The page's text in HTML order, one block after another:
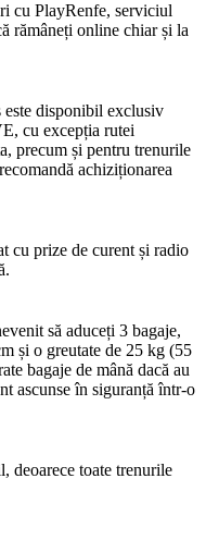
cu PlayRenfe, serviciul
rămâneți online chiar și la
disponibil exclusiv
cu excepția rutei
precum și pentru trenurile
achiziționarea
cu prize de curent și radio
să aduceți 3 bagaje,
și o greutate de 25 kg (55
bagaje de mână dacă au
ascunse în siguranță într-o
deoarece toate trenurile